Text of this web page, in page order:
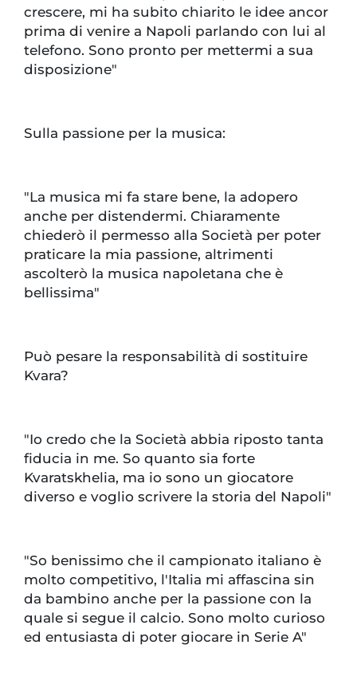
crescere, mi ha subito chiarito le idee ancor
prima di venire a Napoli parlando con lui al
telefono. Sono pronto per mettermi a sua
disposizione"
Sulla passione per la musica:
"La musica mi fa stare bene, la adopero
anche per distendermi. Chiaramente
chiederò il permesso alla Società per poter
praticare la mia passione, altrimenti
ascolterò la musica napoletana che è
bellissima"
Può pesare la responsabilità di sostituire
Kvara?
"Io credo che la Società abbia riposto tanta
fiducia in me. So quanto sia forte
Kvaratskhelia, ma io sono un giocatore
diverso e voglio scrivere la storia del Napoli"
"So benissimo che il campionato italiano è
molto competitivo, l'Italia mi affascina sin
da bambino anche per la passione con la
quale si segue il calcio. Sono molto curioso
ed entusiasta di poter giocare in Serie A"